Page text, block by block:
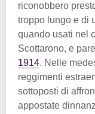
riconobbero
troppo lungo e di
quando usati nel
Scottarono, e
1914. Nelle
reggimenti
sottoposti di
appostate